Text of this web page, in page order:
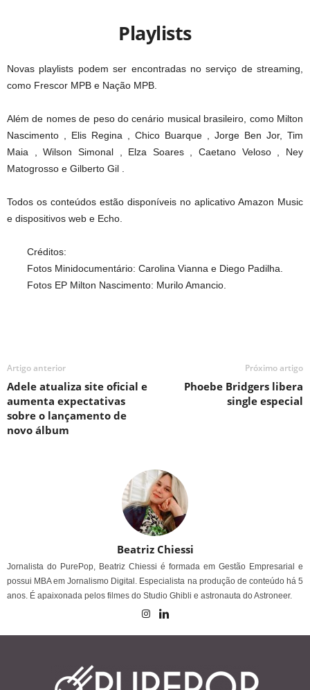
Playlists
Novas playlists podem ser encontradas no serviço de streaming,
como Frescor MPB e Nação MPB.
Além de nomes de peso do cenário musical brasileiro, como Milton
Nascimento , Elis Regina , Chico Buarque , Jorge Ben Jor, Tim
Maia , Wilson Simonal , Elza Soares , Caetano Veloso , Ney
Matogrosso e Gilberto Gil .
Todos os conteúdos estão disponíveis no aplicativo Amazon Music
e dispositivos web e Echo.
Créditos:
Fotos Minidocumentário: Carolina Vianna e Diego Padilha.
Fotos EP Milton Nascimento: Murilo Amancio.
Artigo anterior
Adele atualiza site oficial e
aumenta expectativas
sobre o lançamento de
novo álbum
Próximo artigo
Phoebe Bridgers libera
single especial
Beatriz Chiessi
Jornalista do PurePop, Beatriz Chiessi é formada em Gestão Empresarial e
possui MBA em Jornalismo Digital. Especialista na produção de conteúdo há 5
anos. É apaixonada pelos filmes do Studio Ghibli e astronauta do Astroneer.